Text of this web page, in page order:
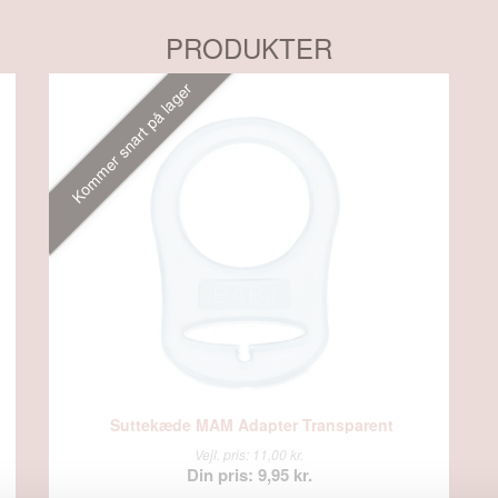
PRODUKTER
Kommer snart på lager
Suttekæde MAM Adapter Transparent
Vejl. pris: 11,00 kr.
Din pris: 9,95 kr.